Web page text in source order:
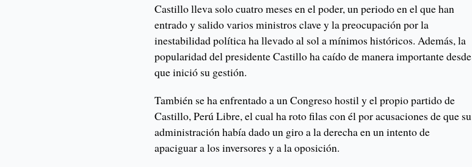
Castillo lleva solo cuatro meses en el poder, un periodo en el que han
entrado y salido varios ministros clave y la preocupación por la
inestabilidad política ha llevado al sol a mínimos históricos. Además, la
popularidad del presidente Castillo ha caído de manera importante desde
que inició su gestión.
También se ha enfrentado a un Congreso hostil y el propio partido de
Castillo, Perú Libre, el cual ha roto filas con él por acusaciones de que su
administración había dado un giro a la derecha en un intento de
apaciguar a los inversores y a la oposición.